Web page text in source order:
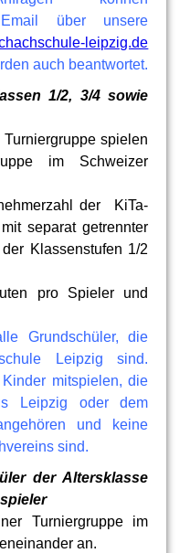
über unsere
leipzig.de
auch beantwortet.
1/2, 3/4 sowie
spielen
im Schweizer
der KiTa-
separat getrennter
Klassenstufen 1/2
pro Spieler und
Grundschüler, die
Leipzig sind.
mitspielen, die
Leipzig oder dem
und keine
sind.
der Altersklasse
Turniergruppe im
an.